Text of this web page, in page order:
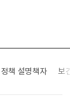
책 설명책자 보